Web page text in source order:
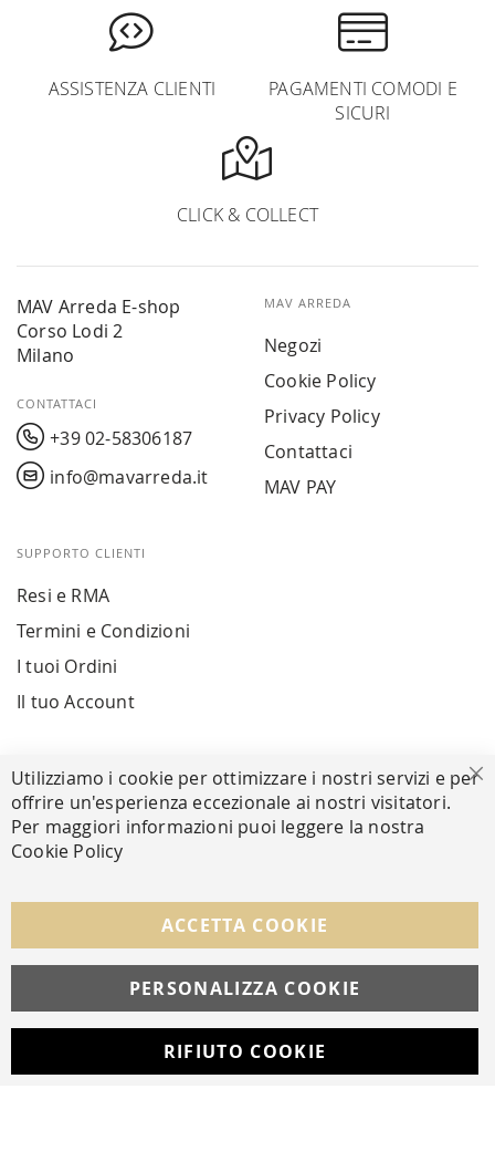
ASSISTENZA CLIENTI
PAGAMENTI COMODI E
SICURI
CLICK & COLLECT
MAV Arreda E-shop
Corso Lodi 2
Milano
CONTATTACI
+39 02-58306187
info@mavarreda.it
MAV ARREDA
Negozi
Cookie Policy
Privacy Policy
Contattaci
MAV PAY
SUPPORTO CLIENTI
Resi e RMA
Termini e Condizioni
I tuoi Ordini
Il tuo Account
Facebook Instagram Whatsapp
© Copyright MAV Arreda s.r.l. | P.IVA IT05919160969
Via Galileo Galilei, 14 | Milano
Utilizziamo i cookie per ottimizzare i nostri servizi e per
offrire un'esperienza eccezionale ai nostri visitatori.
Per maggiori informazioni puoi leggere la nostra
Cookie Policy
ACCETTA COOKIE
PERSONALIZZA COOKIE
RIFIUTO COOKIE